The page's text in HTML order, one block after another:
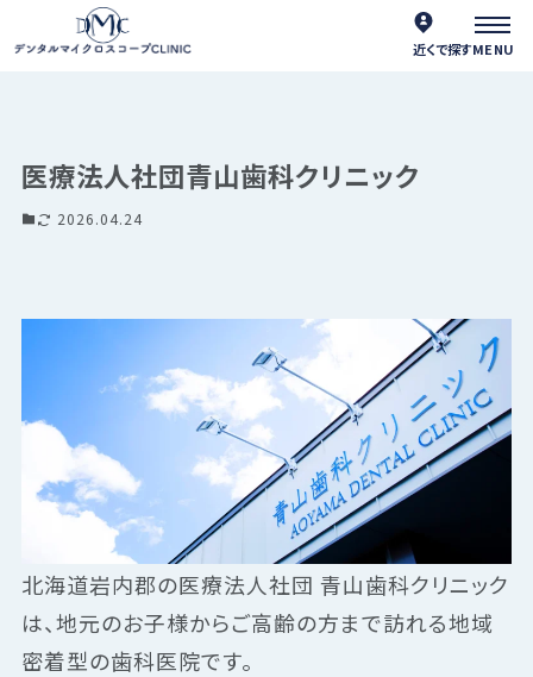
近くで探す
医療法人社団青山歯科クリニック
2026.04.24
北海道岩内郡の医療法人社団 青山歯科クリニック
は、地元のお子様からご高齢の方まで訪れる地域
密着型の歯科医院です。